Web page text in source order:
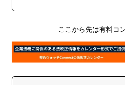
ここから先は有料コ